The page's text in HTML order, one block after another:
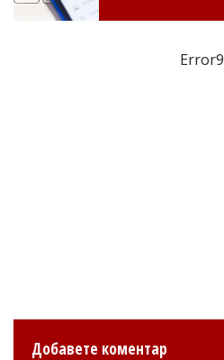
Error9
Добавете коментар